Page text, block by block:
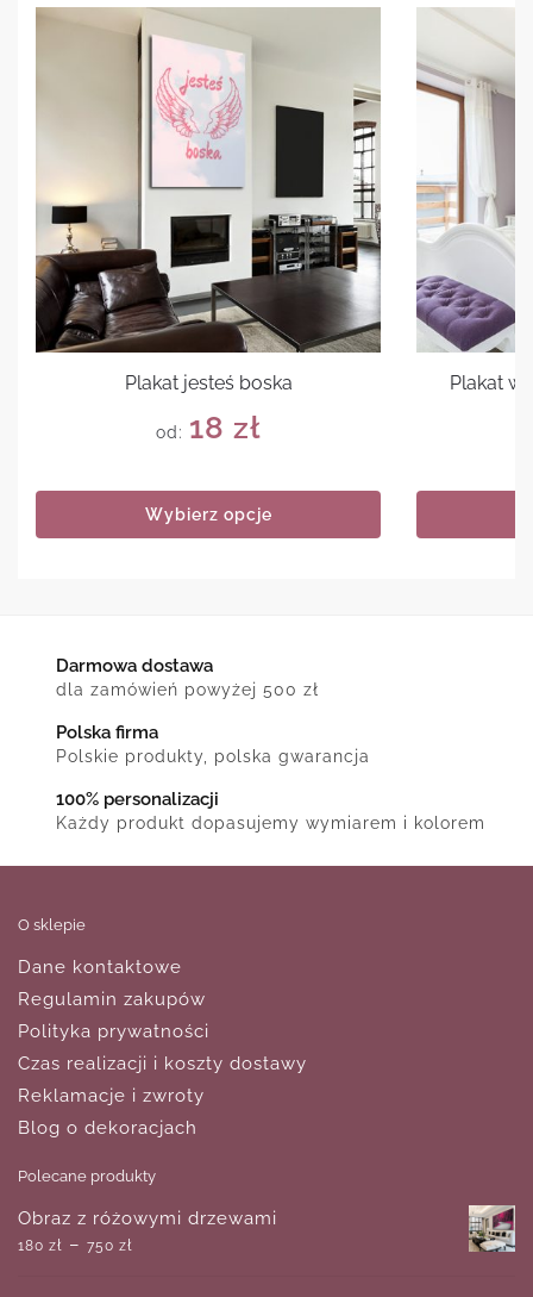
Plakat jesteś boska
od: 18 zł
Wybierz opcje
Plakat w
Darmowa dostawa
dla zamówień powyżej 500 zł
Polska firma
Polskie produkty, polska gwarancja
100% personalizacji
Każdy produkt dopasujemy wymiarem i kolorem
O sklepie
Dane kontaktowe
Regulamin zakupów
Polityka prywatności
Czas realizacji i koszty dostawy
Reklamacje i zwroty
Blog o dekoracjach
Polecane produkty
Obraz z różowymi drzewami
180 zł – 750 zł